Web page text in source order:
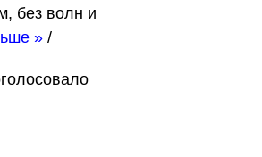
без волн и
» /